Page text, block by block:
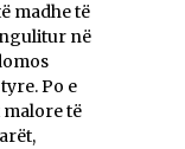
madhe të
në
Po e
të